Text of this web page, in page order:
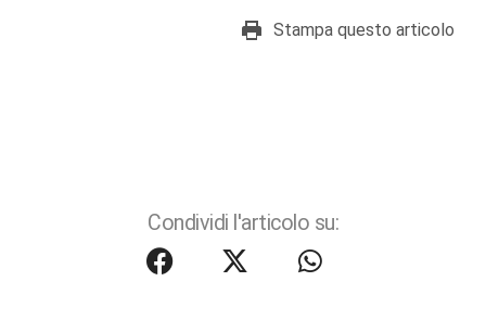
Stampa questo articolo
Condividi l'articolo su: